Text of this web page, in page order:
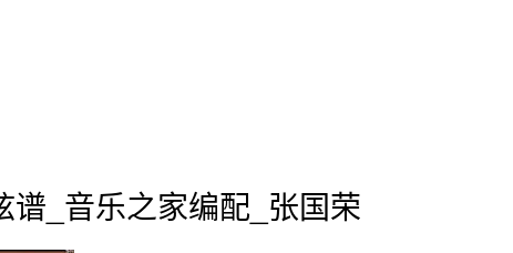
谱_音乐之家编配_张国荣